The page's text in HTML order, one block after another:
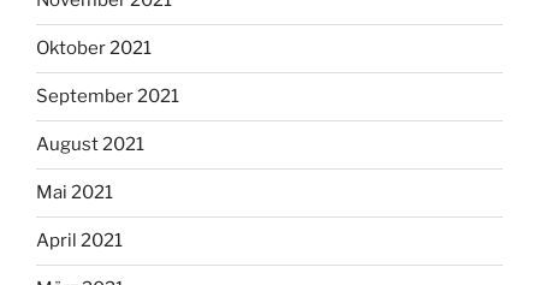
Oktober 2021
September 2021
August 2021
Mai 2021
April 2021